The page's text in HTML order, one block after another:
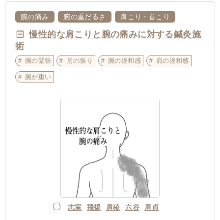
腕の痛み 腕の重だるさ 肩こり・首こり
慢性的な肩こりと腕の痛みに対する鍼灸施
術
腕の緊張 肩の張り 腕の違和感
肩の違和感
腕が重い
志室 飛揚 肩稜 六谷 肩貞